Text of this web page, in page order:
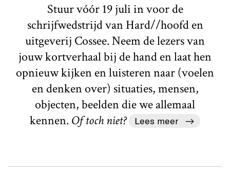
Stuur vóór 19 juli in voor de
schrijfwedstrijd van Hard//hoofd en
uitgeverij Cossee. Neem de lezers van
jouw kortverhaal bij de hand en laat hen
opnieuw kijken en luisteren naar (voelen
en denken over) situaties, mensen,
objecten, beelden die we allemaal
kennen. Of toch niet? Lees meer